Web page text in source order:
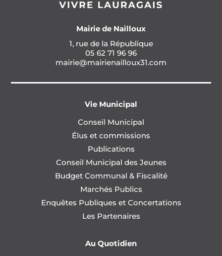
Mairie de Nailloux
1, rue de la République
05 62 71 96 96
mairie@mairienailloux31.com
Vie Municipal
Conseil Municipal
Élus et commissions
Publications
Conseil Municipal des Jeunes
Budget Communal & Fiscalité
Marchés Publics
Enquêtes Publiques et Concertations
Les Partenaires
Au Quotidien